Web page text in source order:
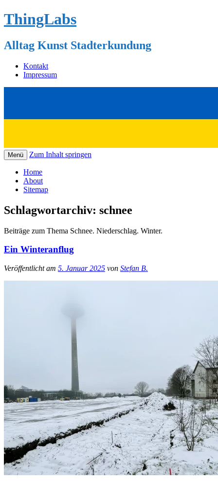
ThingLabs
Alltag Kunst Stadterkundung
Kontakt
Impressum
Menü Zum Inhalt springen
Home
About
Sitemap
Schlagwortarchiv: schnee
Beiträge zum Thema Schnee. Niederschlag. Winter.
Ein Winteranflug
Veröffentlicht am 5. Januar 2025 von Stefan B.